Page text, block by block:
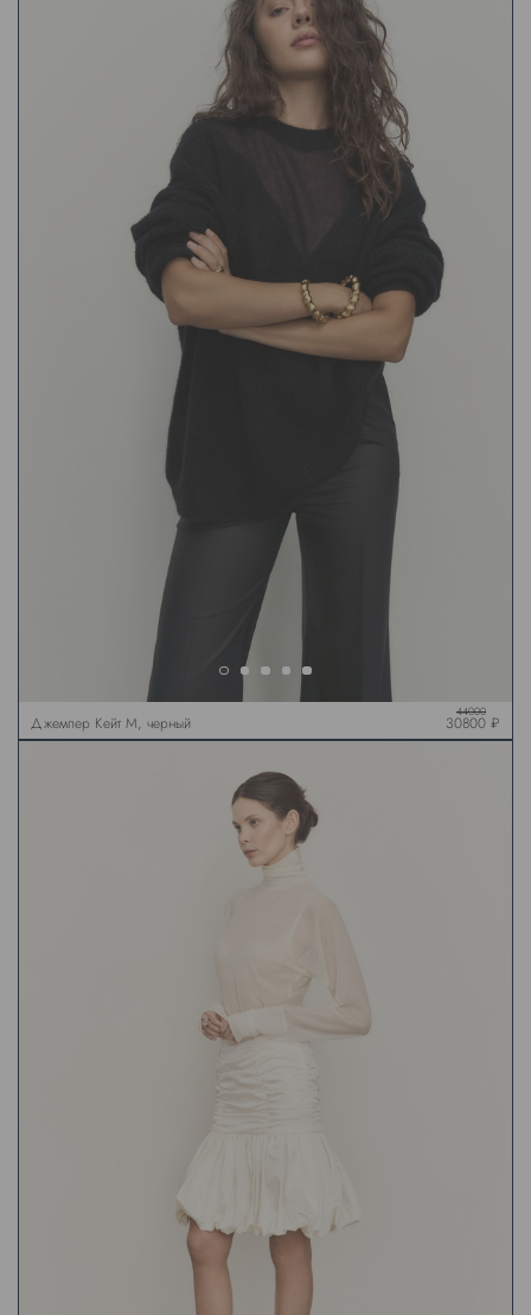
Джемпер Кейт М, черный
44000
30800 ₽